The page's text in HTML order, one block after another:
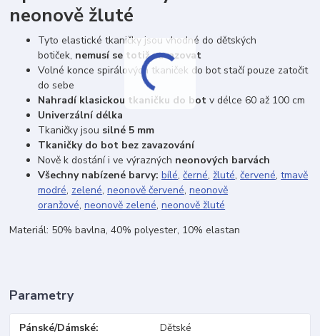
neonově žluté
Tyto elastické tkaničky jsou vhodné do dětských
botiček, nemusí se totiž zavazovat
Volné konce spirálových tkaniček do bot stačí pouze zatočit
do sebe
Nahradí klasickou tkaničku do bot v délce 60 až 100 cm
Univerzální délka
Tkaničky jsou silné 5 mm
Tkaničky do bot bez zavazování
Nově k dostání i ve výrazných neonových barvách
Všechny nabízené barvy:bílé,černé,žluté,červené,tmavě
modré, zelené,neonově červené,neonově
oranžové,neonově zelené,neonově žluté
Materiál: 50% bavlna, 40% polyester, 10% elastan
Parametry
Pánské/Dámské Dětské